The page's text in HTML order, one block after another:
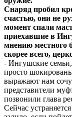
Снаряд пробил
счастью, они не
момент спали
приехавшие в
мнению
скорее всего,
- Ингушские
просто
выражают нам
представители
позвонили глава
Сейчас